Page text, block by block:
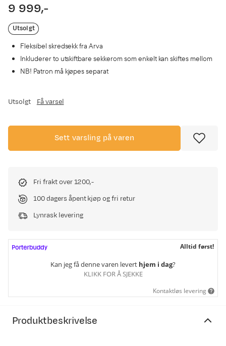
price
9 999,-
Utsolgt
Fleksibel skredsekk fra Arva
Inkluderer to utskiftbare sekkerom som enkelt kan skiftes mellom
NB! Patron må kjøpes separat
Utsolgt Få varsel
Sett varsling på varen
Fri frakt over 1200,-
100 dagers åpent kjøp og fri retur
Lynrask levering
Alltid først!
Kan jeg få denne varen levert hjem i dag?
KLIKK FOR Å SJEKKE
Kontaktløs levering
Produktbeskrivelse